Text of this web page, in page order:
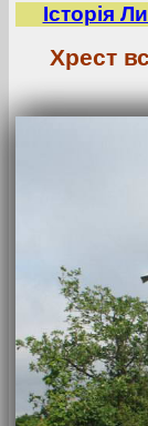
Історія
Хрест